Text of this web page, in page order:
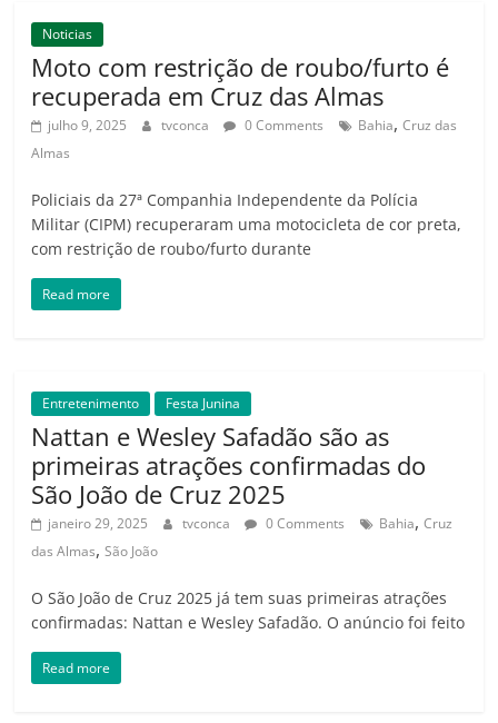
Noticias
Moto com restrição de roubo/furto é
recuperada em Cruz das Almas
julho 9, 2025 tvconca 0 Comments Bahia,Cruz das
Almas
Policiais da 27ª Companhia Independente da Polícia
Militar (CIPM) recuperaram uma motocicleta de cor preta,
com restrição de roubo/furto durante
Read more
Entretenimento Festa Junina
Nattan e Wesley Safadão são as
primeiras atrações confirmadas do
São João de Cruz 2025
janeiro 29, 2025 tvconca 0 Comments Bahia,Cruz
das Almas,São João
O São João de Cruz 2025 já tem suas primeiras atrações
confirmadas: Nattan e Wesley Safadão. O anúncio foi feito
Read more